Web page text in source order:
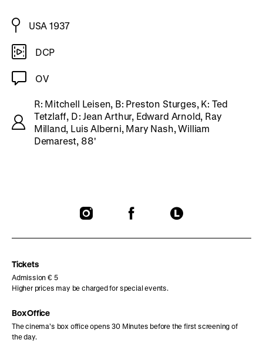
USA 1937
DCP
OV
R: Mitchell Leisen, B: Preston Sturges, K: Ted
Tetzlaff, D: Jean Arthur, Edward Arnold, Ray
Milland, Luis Alberni, Mary Nash, William
Demarest, 88'
To
To
To
Tickets
Admission € 5
Higher prices may be charged for special events.
Box Office
The cinema’s box office opens 30 Minutes before the first screening of
the day.